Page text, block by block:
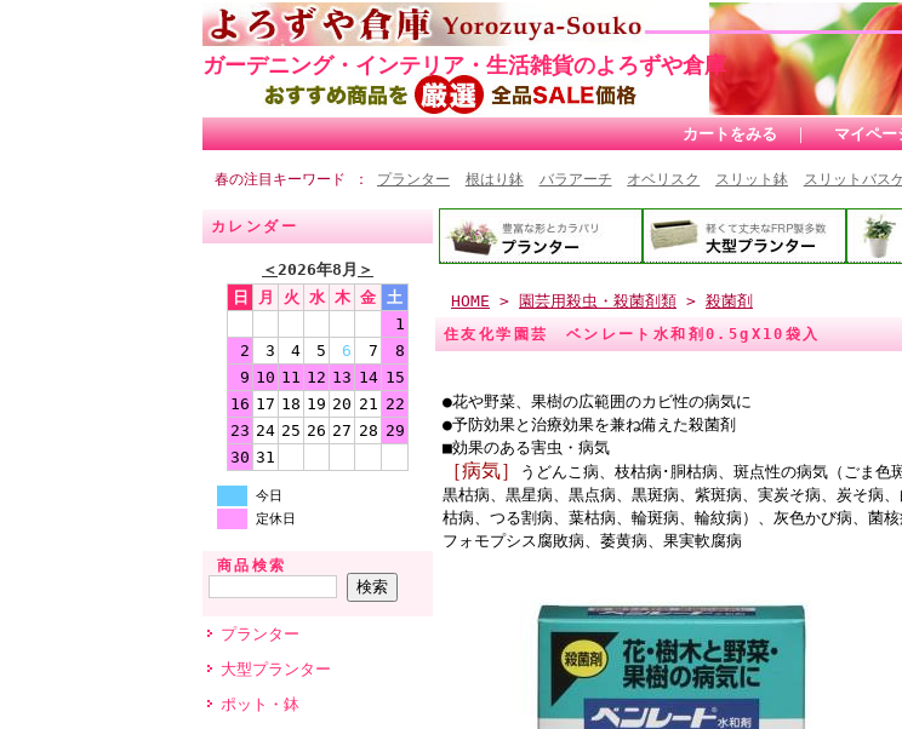
ガーデニング・インテリア・生活雑貨のよろずや倉庫
カートをみる ｜ マイペー
春の注目キーワード プランター 根はり鉢 バラアーチ オベリスク スリット鉢 スリットバス
カレンダー
＜2026年8月 ＞
日
月 火 水 木 金 土
1
2
3 4 5 6 7
8
9 10 11 12 13 14 15
16 17 18 19 20 21 22
23 24 25 26 27 28 29
30 31
今日
定休日
商品検索
プランター
大型プランター
ポット・鉢
HOME > 園芸用殺虫・殺菌剤類 > 殺菌剤
住友化学園芸 ベンレート水和剤0.5gX10袋入
●花や野菜、果樹の広範囲のカビ性の病気に
●予防効果と治療効果を兼ね備えた殺菌剤
■効果のある害虫・病気
［病気］
うどんこ病、枝枯病･胴枯病、斑点性の病気（ごま色
黒枯病、黒星病、黒点病、黒斑病、紫斑病、実炭そ病、炭そ病
枯病、つる割病、葉枯病、輪斑病、輪紋病）、灰色かび病、菌
フォモプシス腐敗病、萎黄病、果実軟腐病